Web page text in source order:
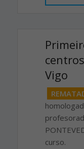
Vigo
curso.